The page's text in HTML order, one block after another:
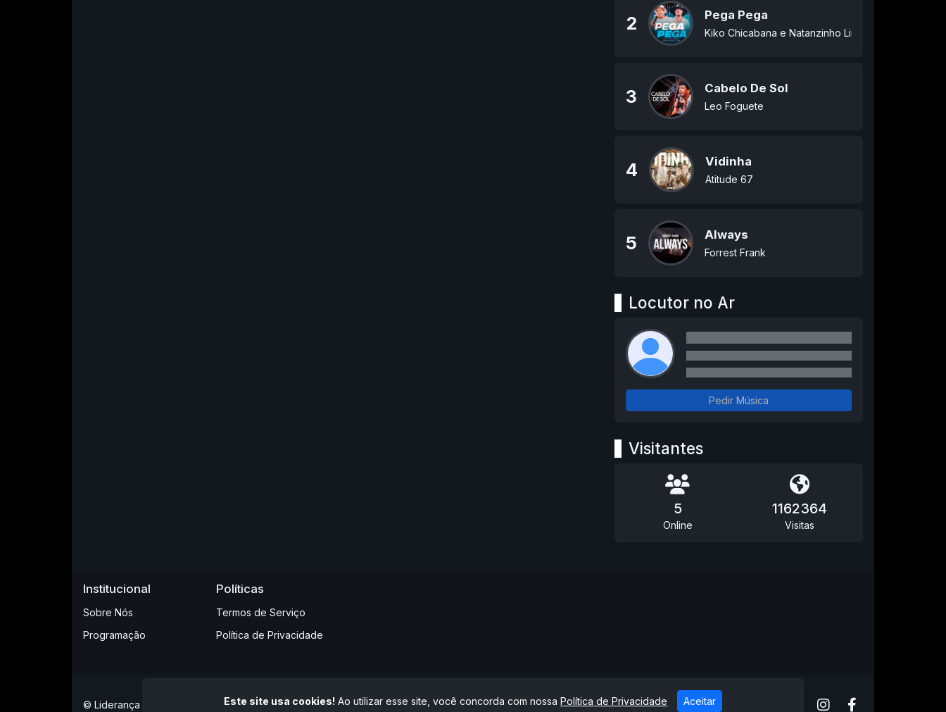
2 Pega Pega
Kiko Chicabana e Natanzinho Lima
3 Cabelo De Sol
Leo Foguete
4 Vidinha
Atitude 67
5 Always
Forrest Frank
Locutor no Ar
Pedir Música
Visitantes
5
Online
1162364
Visitas
Institucional
Sobre Nós
Programação
Políticas
Termos de Serviço
Política de Privacidade
© Liderança FM 94,7 - Abaeté/MG - Todos os direitos reservados.
Este site usa cookies! Ao utilizar esse site, você concorda com nossa Política de Privacidade Aceitar